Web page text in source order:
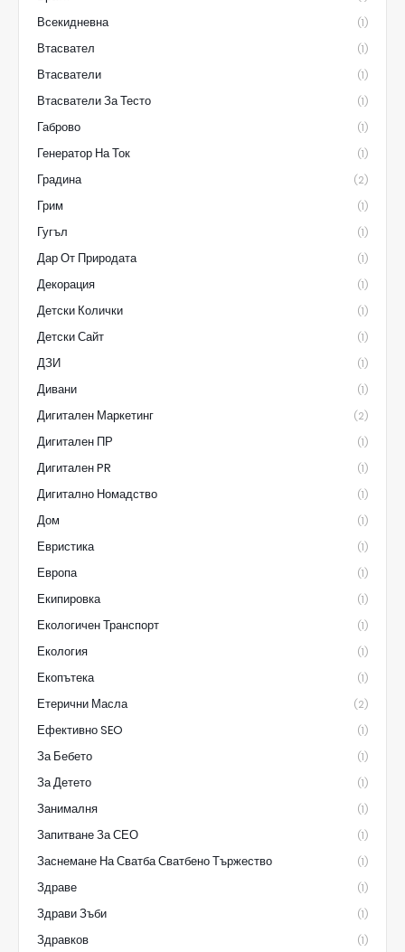
Всекидневна (1)
Втасвател (1)
Втасватели (1)
Втасватели За Тесто (1)
Габрово (1)
Генератор На Ток (1)
Градина (2)
Грим (1)
Гугъл (1)
Дар От Природата (1)
Декорация (1)
Детски Колички (1)
Детски Сайт (1)
ДЗИ (1)
Дивани (1)
Дигитален Маркетинг (2)
Дигитален ПР (1)
Дигитален PR (1)
Дигитално Номадство (1)
Дом (1)
Евристика (1)
Европа (1)
Екипировка (1)
Екологичен Транспорт (1)
Екология (1)
Екопътека (1)
Етерични Масла (2)
Ефективно SEO (1)
За Бебето (1)
За Детето (1)
Занималня (1)
Запитване За СЕО (1)
Заснемане На Сватба Сватбено Тържество (1)
Здраве (1)
Здрави Зъби (1)
Здравков (1)